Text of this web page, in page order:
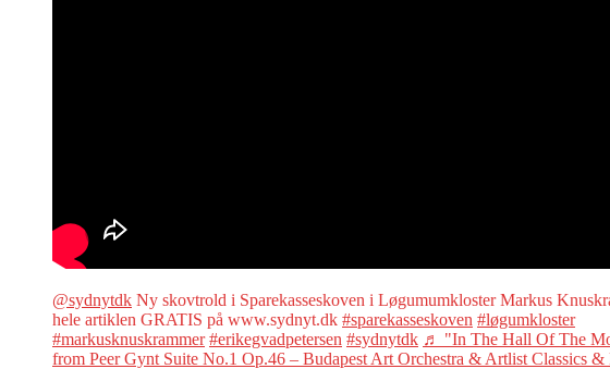
@sydnytdk Ny skovtrold i Sparekasseskoven i Løgumumkloster Markus
hele artiklen GRATIS på www.sydnyt.dk #sparekasseskoven #løgumkloster
#markusknuskrammer #erikegvadpetersen #sydnytdk ♬ "In The Hall Of The
from Peer Gynt Suite No.1 Op.46 – Budapest Art Orchestra & Artlist Classics